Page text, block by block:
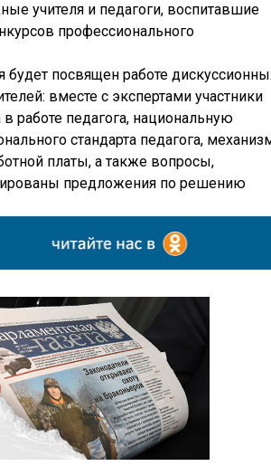
учителя и педагоги, воспитавшие
профессионального
посвящен работе
вместе с экспертами участники
работе педагога, национальную
стандарта педагога,
платы, а также вопросы,
предложения по решению